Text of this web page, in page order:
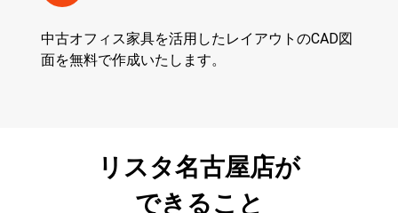
中古オフィス家具を活用したレイアウトのCAD図
面を無料で作成いたします。
リスタ名古屋店が
できること